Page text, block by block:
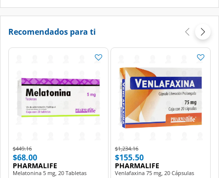
Recomendados para ti
Price reduced from
$449.16to
$68.00
PHARMALIFE
Melatonina 5 mg, 20 Tabletas
Price reduced from
$1,234.16to
$155.50
PHARMALIFE
Venlafaxina 75 mg, 20 Cápsulas